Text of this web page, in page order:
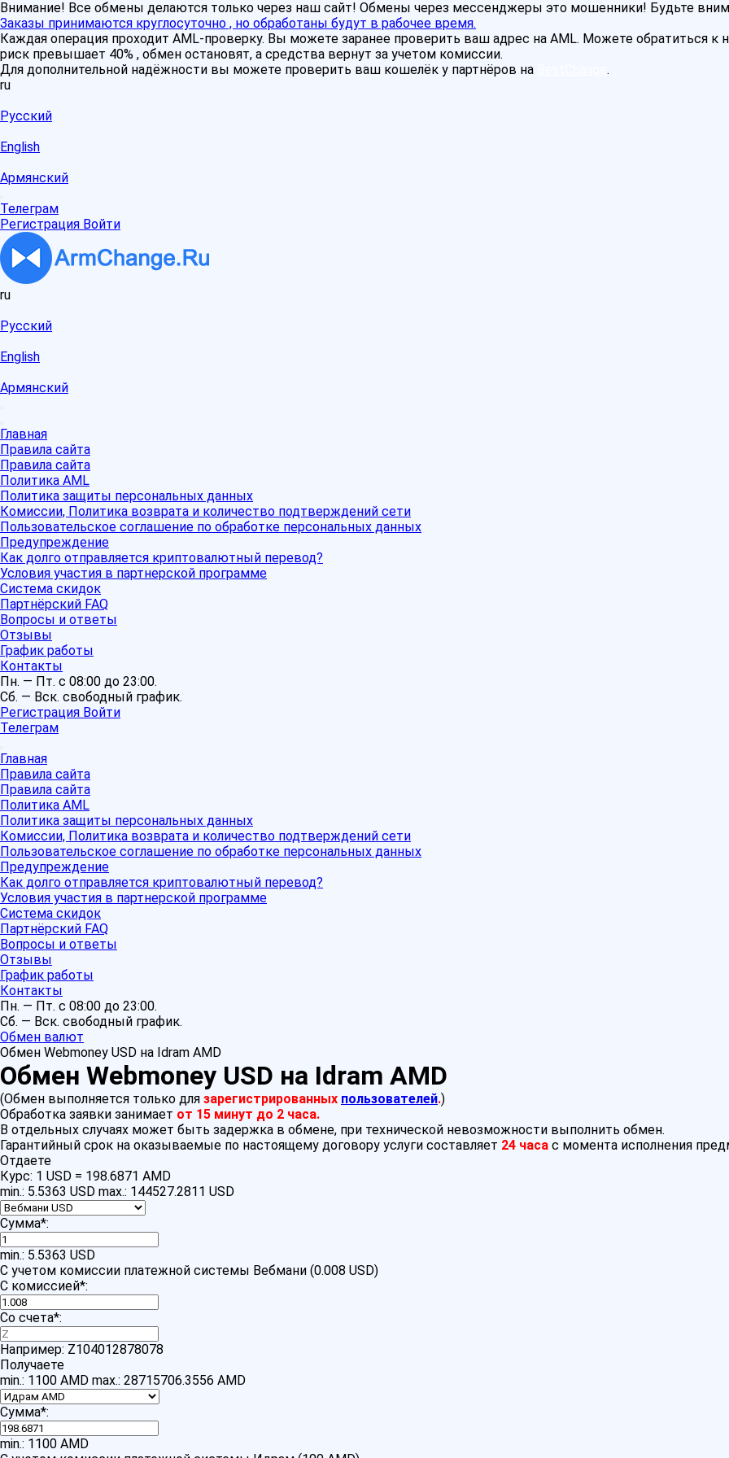
Внимание! Все обмены делаются только через наш сайт! Обмены через мессенджеры это мошенники! Будьте
Заказы принимаются круглосуточно , но обработаны будут в рабочее время.
Каждая операция проходит AML-проверку. Вы можете заранее проверить ваш адрес на AML. Можете обратиться к
риск превышает 40% , обмен остановят, а средства вернут за учетом комиссии.
Для дополнительной надёжности вы можете проверить ваш кошелёк у партнёров на
.
ru
Русский
English
Армянский
Телеграм
Регистрация Войти
ru
Русский
English
Армянский
Главная
Правила сайта
Правила сайта
Политика AML
Политика защиты персональных данных
Комиссии, Политика возврата и количество подтверждений сети
Пользовательское соглашение по обработке персональных данных
Предупреждение
Как долго отправляется криптовалютный перевод?
Условия участия в партнерской программе
Система скидок
Партнёрский FAQ
Вопросы и ответы
Отзывы
График работы
Контакты
Пн. — Пт. с 08:00 до 23:00.
Сб. — Вск. свободный график.
Регистрация Войти
Телеграм
Главная
Правила сайта
Правила сайта
Политика AML
Политика защиты персональных данных
Комиссии, Политика возврата и количество подтверждений сети
Пользовательское соглашение по обработке персональных данных
Предупреждение
Как долго отправляется криптовалютный перевод?
Условия участия в партнерской программе
Система скидок
Партнёрский FAQ
Вопросы и ответы
Отзывы
График работы
Контакты
Пн. — Пт. с 08:00 до 23:00.
Сб. — Вск. свободный график.
Обмен валют
Обмен Webmoney USD на Idram AMD
Обмен Webmoney USD на Idram AMD
(Обмен выполняется только для зарегистрированных пользователей.)
Обработка заявки занимает от 15 минут до 2 часа.
В отдельных случаях может быть задержка в обмене, при технической невозможности выполнить обмен.
Гарантийный срок на оказываемые по настоящему договору услуги составляет 24 часа с момента исполнения
Отдаете
Курс: 1 USD = 198.6871 AMD
min.: 5.5363 USD max.: 144527.2811 USD
Сумма*:
min.: 5.5363 USD
С учетом комиссии платежной системы Вебмани (0.008 USD)
С комиссией*:
Со счета*:
Например: Z104012878078
Получаете
min.: 1100 AMD max.: 28715706.3556 AMD
Сумма*:
min.: 1100 AMD